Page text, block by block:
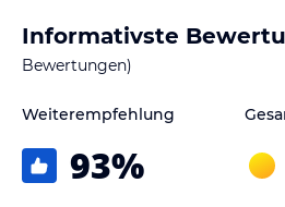
und einen Flachbild-Sat-TV. Im eigenen
Dusche, einen Haartrockner und
Gastronomie im Hotel
nahrhaftes Frühstück genießen. Die
Auswahl an Getränken, darunter
Informativste
Bewertungen)
Weiterempfehlung
93%